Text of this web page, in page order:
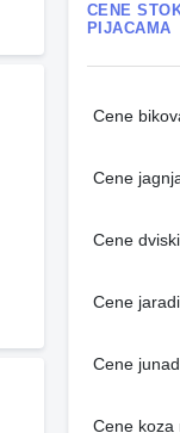
CENE
PIJACAMA
Cene
Cene
Cene
Cene
Cene
Cene koza